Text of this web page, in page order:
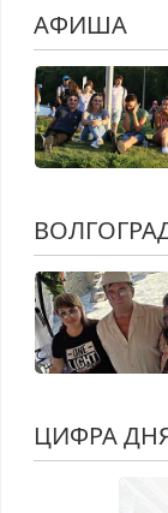
АФИША
ЦИФРА